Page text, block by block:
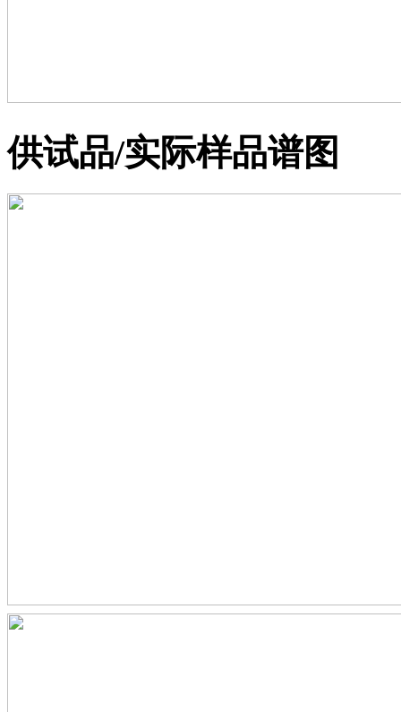
供试品/实际样品谱图